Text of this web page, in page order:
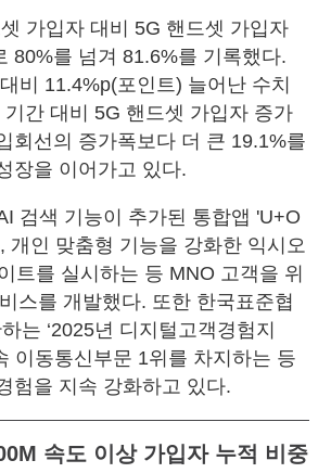
가입자 대비 5G 핸드셋 가입자
80%를 넘겨 81.6%를 기록했다.
비 11.4%p(포인트) 늘어난 수치
간 대비 5G 핸드셋 가입자 증가
회선의 증가폭보다 더 큰 19.1%를
장을 이어가고 있다.
검색 기능이 추가된 통합앱 'U+O
개인 맞춤형 기능을 강화한 익시오
트를 실시하는 등 MNO 고객을 위
스를 개발했다. 또한 한국표준협
는 ‘2025년 디지털고객경험지
이동통신부문 1위를 차지하는 등
험을 지속 강화하고 있다.
속도 이상 가입자 누적 비중